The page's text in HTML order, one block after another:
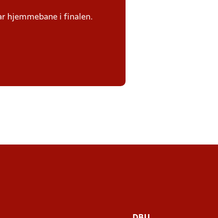
hjemmebane i finalen.